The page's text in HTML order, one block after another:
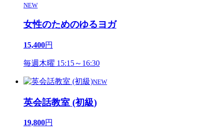
NEW
女性のためのゆるヨガ
15,400円
毎週木曜 15:15～16:30
NEW
英会話教室 (初級)
19,800円